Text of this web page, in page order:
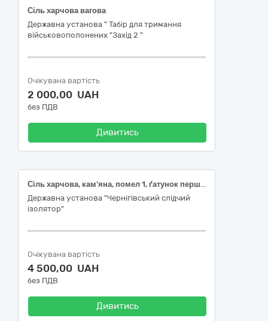
Сіль харчова вагова
Державна установа " Табір для тримання
військовополонених "Захід 2 "
Очікувана вартість
2 000,00 UAH
без ПДВ
Дивитись
Сіль харчова, кам'яна, помел 1, ґатунок перший, 1 кг
Державна установа "Чернігівський слідчий
ізолятор"
Очікувана вартість
4 500,00 UAH
без ПДВ
Дивитись